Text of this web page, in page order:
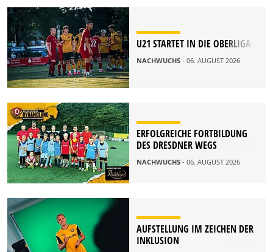
U21 STARTET IN DIE OBERLIGA
NACHWUCHS - 06. AUGUST 2026
ERFOLGREICHE FORTBILDUNG
DES DRESDNER WEGS
NACHWUCHS - 06. AUGUST 2026
AUFSTELLUNG IM ZEICHEN DER
INKLUSION